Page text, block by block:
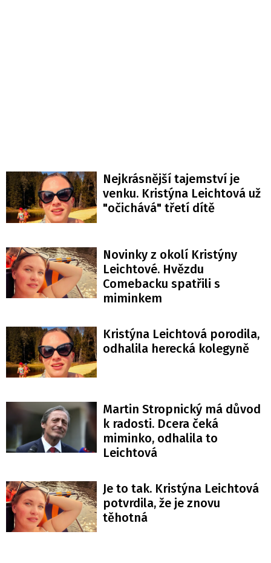
Nejkrásnější tajemství je
venku. Kristýna Leichtová už
"očichává" třetí dítě
Novinky z okolí Kristýny
Leichtové. Hvězdu
Comebacku spatřili s
miminkem
Kristýna Leichtová porodila,
odhalila herecká kolegyně
Martin Stropnický má důvod
k radosti. Dcera čeká
miminko, odhalila to
Leichtová
Je to tak. Kristýna Leichtová
potvrdila, že je znovu
těhotná